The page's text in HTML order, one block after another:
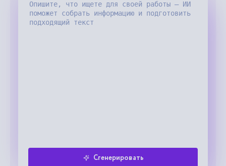
Сгенерировать